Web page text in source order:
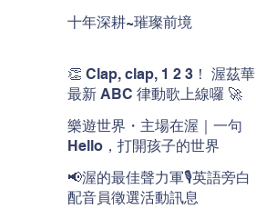
十年深耕~璀璨前境
👏 Clap, clap, 1 2 3！ 渥茲華
最新 ABC 律動歌上線囉 🚀
樂遊世界・主場在渥｜一句
Hello，打開孩子的世界
📢渥的最佳聲力軍🎙️英語旁白
配音員徵選活動訊息